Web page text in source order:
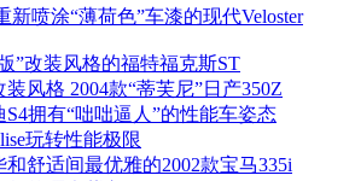
新喷涂“薄荷色”车漆的现代Veloster
”改装风格的福特福克斯ST
风格 2004款“蒂芙尼”日产350Z
S4拥有“咄咄逼人”的性能车姿态
玩转性能极限
舒适间最优雅的2002款宝马335i